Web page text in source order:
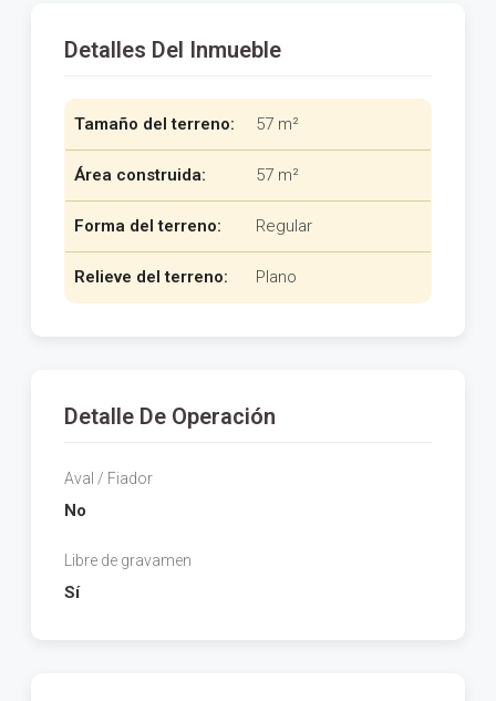
Detalles Del Inmueble
Tamaño del terreno: 57 m²
Área construida: 57 m²
Forma del terreno: Regular
Relieve del terreno: Plano
Detalle De Operación
Aval / Fiador
No
Libre de gravamen
Sí